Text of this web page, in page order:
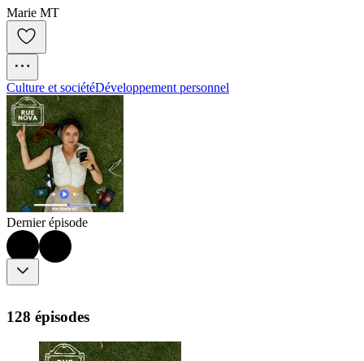
Marie MT
Culture et sociétéDéveloppement personnel
Dernier épisode
128 épisodes